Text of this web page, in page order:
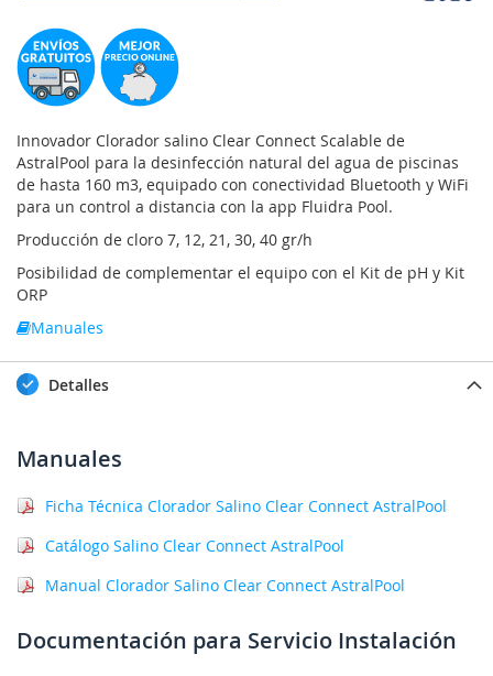
Innovador Clorador salino Clear Connect Scalable de
AstralPool para la desinfección natural del agua de piscinas
de hasta 160 m3, equipado con conectividad Bluetooth y WiFi
para un control a distancia con la app Fluidra Pool.
Producción de cloro 7, 12, 21, 30, 40 gr/h
Posibilidad de complementar el equipo con el Kit de pH y Kit
ORP
Manuales
Detalles
Manuales
Ficha Técnica Clorador Salino Clear Connect AstralPool
Catálogo Salino Clear Connect AstralPool
Manual Clorador Salino Clear Connect AstralPool
Documentación para Servicio Instalación